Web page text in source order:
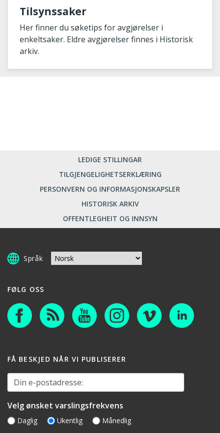
Tilsynssaker
Her finner du søketips for avgjørelser i
enkeltsaker. Eldre avgjørelser finnes i Historisk
arkiv.
LEDIGE STILLINGAR
TILGJENGELIGHETSERKLÆRING
PERSONVERN OG INFORMASJONSKAPSLER
HISTORISK ARKIV
OFFENTLEGHEIT OG INNSYN
Språk
FØLG OSS
FÅ BESKJED NÅR VI PUBLISERER
Din e-postadresse:
Velg ønsket varslingsfrekvens
Daglig Ukentlig Månedlig